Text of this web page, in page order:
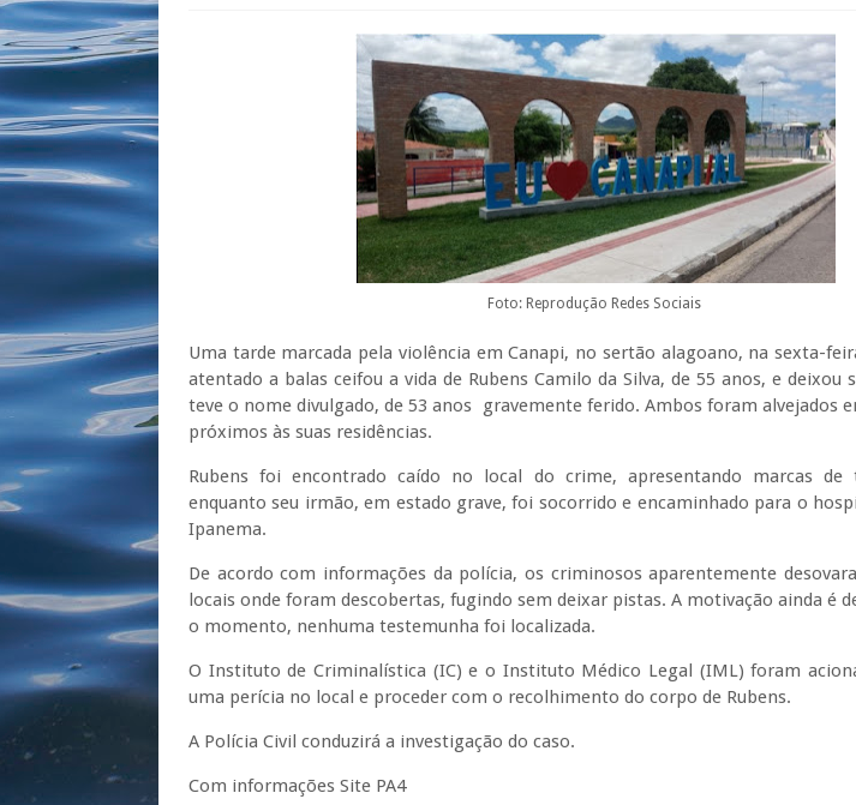
Foto: Reprodução Redes Sociais
Uma tarde marcada pela violência em Canapi, no sertão alagoano, na sexta-
atentado a balas ceifou a vida de Rubens Camilo da Silva, de 55 anos, e deixou
teve o nome divulgado, de 53 anos gravemente ferido. Ambos foram alvejados
próximos às suas residências.
Rubens foi encontrado caído no local do crime, apresentando marcas
enquanto seu irmão, em estado grave, foi socorrido e encaminhado para o
Ipanema.
De acordo com informações da polícia, os criminosos aparentemente
locais onde foram descobertas, fugindo sem deixar pistas. A motivação ainda é
o momento, nenhuma testemunha foi localizada.
O Instituto de Criminalística (IC) e o Instituto Médico Legal (IML) foram
uma perícia no local e proceder com o recolhimento do corpo de Rubens.
A Polícia Civil conduzirá a investigação do caso.
Com informações Site PA4